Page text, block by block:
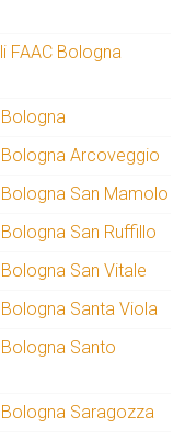
FAAC Bologna
Arcoveggio
San Mamolo
San Ruffillo
San Vitale
Santa Viola
Santo
Saragozza